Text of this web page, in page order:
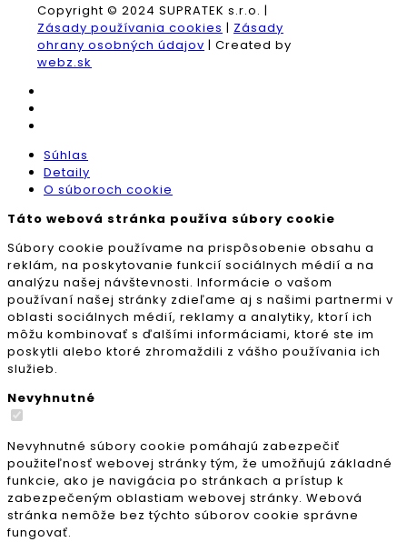
Copyright © 2024 SUPRATEK s.r.o. |
Zásady používania cookies | Zásady
ohrany osobných údajov | Created by
webz.sk
Súhlas
Detaily
O súboroch cookie
Táto webová stránka používa súbory cookie
Súbory cookie používame na prispôsobenie obsahu a
reklám, na poskytovanie funkcií sociálnych médií a na
analýzu našej návštevnosti. Informácie o vašom
používaní našej stránky zdieľame aj s našimi partnermi v
oblasti sociálnych médií, reklamy a analytiky, ktorí ich
môžu kombinovať s ďalšími informáciami, ktoré ste im
poskytli alebo ktoré zhromaždili z vášho používania ich
služieb.
Nevyhnutné
Nevyhnutné súbory cookie pomáhajú zabezpečiť
použiteľnosť webovej stránky tým, že umožňujú základné
funkcie, ako je navigácia po stránkach a prístup k
zabezpečeným oblastiam webovej stránky. Webová
stránka nemôže bez týchto súborov cookie správne
fungovať.